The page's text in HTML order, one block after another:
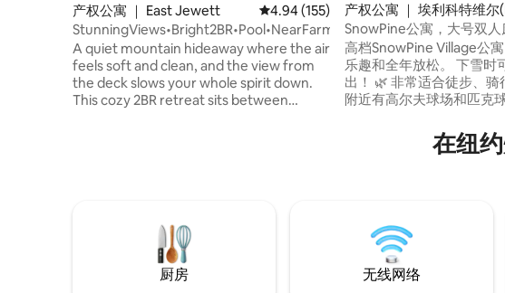
产权公寓 ｜ East Jewett 平均评分 4.94 分（满分 5 分），共 155
4.94 (155)
StunningViews•Bright2BR•Pool•NearFarm•Lakes•Farm
A quiet mountain hideaway where the air
feels soft and clean, and the view from
the deck slows your whole spirit down.
This cozy 2BR retreat sits between
little towns - Windham, Hunter ,
Tannersville . Swimming pool on
premises , CD Lane Lake with beach and
产权公寓 ｜ 埃利科特维尔
cottville)
SnowPine公寓，大号双
卫生间
高档SnowPine Village公
乐趣和全年放松。 下雪时
出！ 🌿 非常适合徒步、骑行和户外探险 🏌️
附近有高尔夫球场和匹克
准双人床 + 折叠床，可供
功能卫生间 🔥 电壁炉 储
在纽
厨房 无线网络